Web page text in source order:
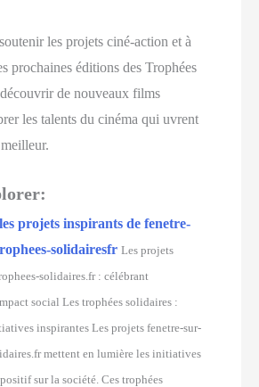
les projets ciné-action et à
prochaines éditions des Trophées
de nouveaux films
les talents du cinéma qui uvrent
projets inspirants de fenetre-
solidairesfr Les projets
solidaires.fr : célébrant
social Les trophées solidaires :
inspirantes Les projets fenetre-sur-
mettent en lumière les initiatives
sur la société. Ces trophées